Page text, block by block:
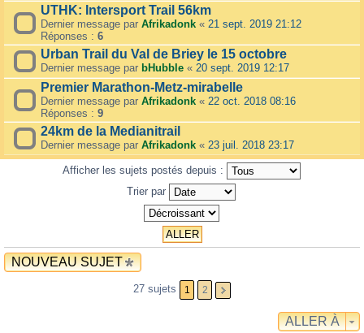
UTHK: Intersport Trail 56km
Dernier message par Afrikadonk « 21 sept. 2019 21:12
Réponses : 6
Urban Trail du Val de Briey le 15 octobre
Dernier message par bHubble « 20 sept. 2019 12:17
Premier Marathon-Metz-mirabelle
Dernier message par Afrikadonk « 22 oct. 2018 08:16
Réponses : 9
24km de la Medianitrail
Dernier message par Afrikadonk « 23 juil. 2018 23:17
Afficher les sujets postés depuis :
Trier par
NOUVEAU SUJET
27 sujets 1 2
ALLER À